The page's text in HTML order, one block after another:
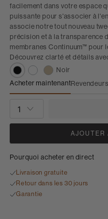
facilement dans votre espace
puissante pour s'associer à
associe notre tout nouveau
précision et à la transparence
membranes Continuum™ pour
Découvrez clarté et détails
Noir
Acheter maintenant
HTM6 S3
Revendeurs
AJOUTER
Pourquoi acheter en direct
Livraison gratuite
Retour dans les 30 jours
Garantie